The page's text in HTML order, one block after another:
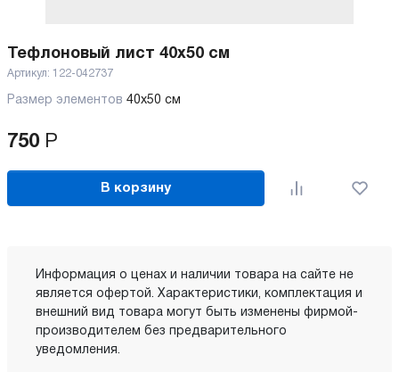
Тефлоновый лист 40x50 см
Артикул: 122-042737
Размер элементов 40х50 см
750 Р
В корзину
Информация о ценах и наличии товара на сайте не
является офертой. Характеристики, комплектация и
внешний вид товара могут быть изменены фирмой-
производителем без предварительного
уведомления.